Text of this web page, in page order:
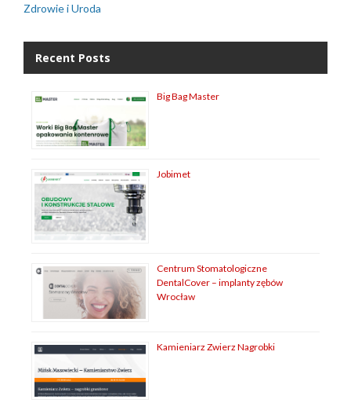
Zdrowie i Uroda
Recent Posts
Big Bag Master
Jobimet
Centrum Stomatologiczne
DentalCover – implanty zębów
Wrocław
Kamieniarz Zwierz Nagrobki